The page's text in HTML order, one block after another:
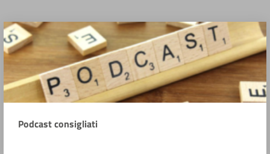
Podcast consigliati